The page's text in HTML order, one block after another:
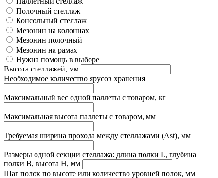
Полочный стеллаж
Консольный стеллаж
Мезонин на колоннах
Мезонин полочный
Мезонин на рамах
Нужна помощь в выборе
Высота стеллажей, мм
Необходимое количество ярусов хранения
Максимальный вес одной паллеты с товаром, кг
Максимальная высота паллеты с товаром, мм
Требуемая ширина прохода между стеллажами (Ast), мм
Размеры одной секции стеллажа: длина полки L, глубина
полки B, высота H, мм
Шаг полок по высоте или количество уровней полок, мм